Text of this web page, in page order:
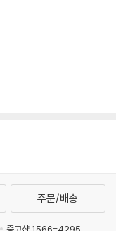
주문/배송